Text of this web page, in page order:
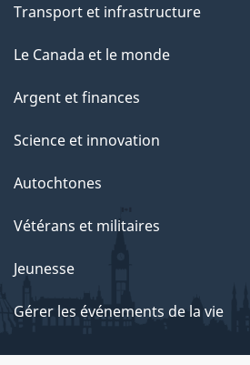
Transport et infrastructure
Le Canada et le monde
Argent et finances
Science et innovation
Autochtones
Vétérans et militaires
Jeunesse
Gérer les événements de la vie